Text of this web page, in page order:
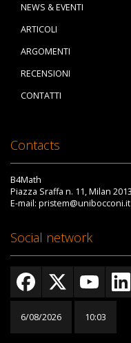
NEWS & EVENTI
ARTICOLI
ARGOMENTI
RECENSIONI
CONTATTI
Contacts
B4Math
Piazza Sraffa n. 11, Milan
E-mail: pristem@unibocconi.it
Social network
6/08/2026 10:03